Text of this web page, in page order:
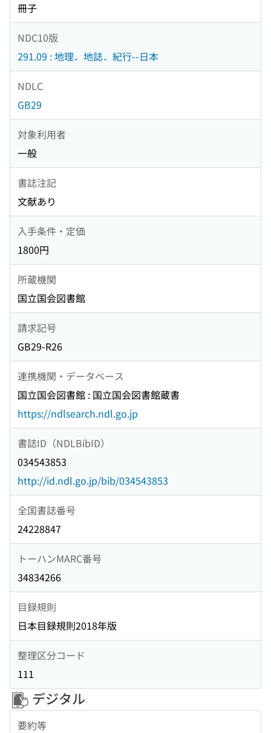
冊子
NDC10版
291.09 : 地理．地誌．紀行--日本
NDLC
GB29
対象利用者
一般
書誌注記
文献あり
入手条件・定価
1800円
所蔵機関
国立国会図書館
請求記号
GB29-R26
連携機関・データベース
国立国会図書館 : 国立国会図書館蔵書
https://ndlsearch.ndl.go.jp
書誌ID（NDLBibID）
034543853
http://id.ndl.go.jp/bib/034543853
全国書誌番号
24228847
トーハンMARC番号
34834266
目録規則
日本目録規則2018年版
整理区分コード
111
デジタル
要約等